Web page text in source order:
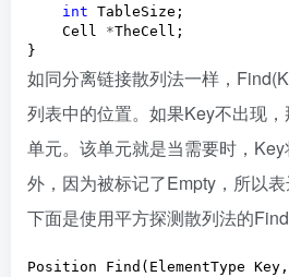
int TableSize;
    Cell
*TheCell;
}
如同分离链接散列法一样，
列表中的位置。如果Key不出现
单元。该单元就是当需要时，
外，因为被标记了Empty，所以表
下面是使用平方探测散列法的Find
Position Find(ElementType